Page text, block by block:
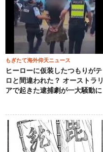
もぎたて海外仰天ニュース
ヒーローに仮装したつもりがテ
ロと間違われた？ オーストラリ
アで起きた逮捕劇が一大騒動に